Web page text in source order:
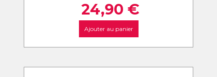
24,90 €
Ajouter au panier